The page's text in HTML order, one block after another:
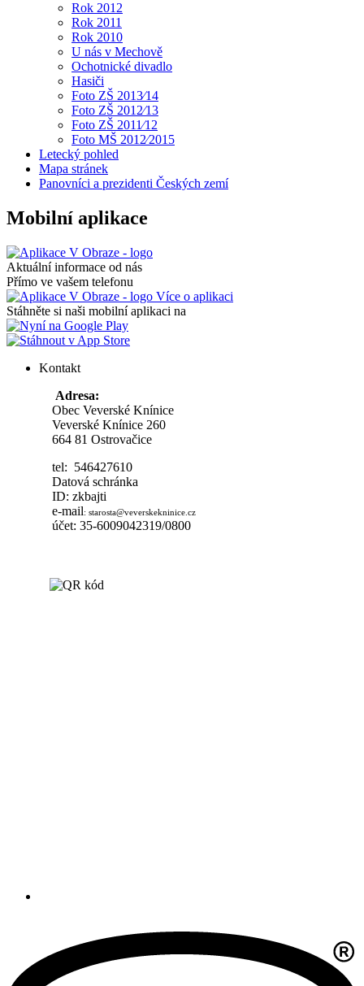
Rok 2012
Rok 2011
Rok 2010
U nás v Mechově
Ochotnické divadlo
Hasiči
Foto ZŠ 2013⁄14
Foto ZŠ 2012⁄13
Foto ZŠ 2011⁄12
Foto MŠ 2012⁄2015
Letecký pohled
Mapa stránek
Panovníci a prezidenti Českých zemí
Mobilní aplikace
Aktuální informace od nás
Přímo ve vašem telefonu
Více o aplikaci
Stáhněte si naši mobilní aplikaci na
Kontakt
Adresa:
Obec Veverské Knínice
Veverské Knínice 260
664 81 Ostrovačice
tel: 546427610
Datová schránka
ID: zkbajti
e-mail: starosta@veverskekninice.cz
účet: 35-6009042319/0800